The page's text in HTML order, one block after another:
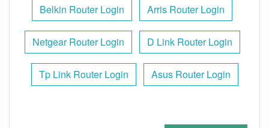
Belkin Router Login Arris Router Login
Netgear Router Login D Link Router Login
Tp Link Router Login Asus Router Login